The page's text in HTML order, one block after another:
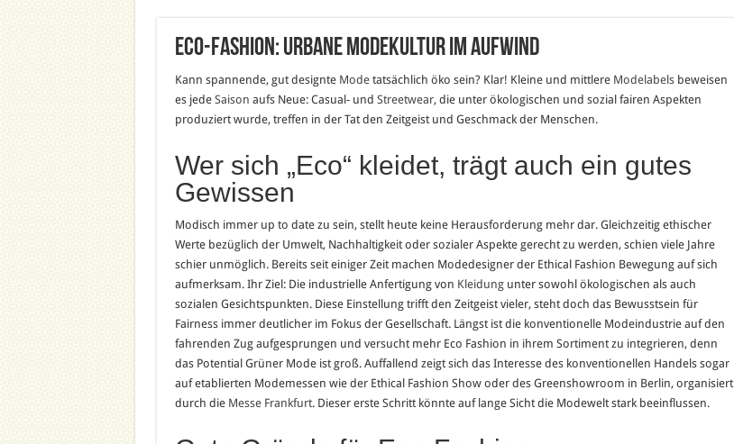
Eco-Fashion: Urbane Modekultur im Aufwind
Kann spannende, gut designte Modetatsächlich öko sein? Klar! Kleine und mittlere Modelabelsbeweisen
es jede Saison aufs Neue: Casual- und Streetwear, die unter ökologischen und sozial fairen Aspekten
produziert wurde, treffen in der Tat den Zeitgeist und Geschmack der Menschen.
Wer sich „Eco“ kleidet, trägt auch ein gutes
Gewissen
Modisch immer up to date zu sein, stellt heute keine Herausforderung mehr dar. Gleichzeitig ethischer
Werte bezüglich der Umwelt, Nachhaltigkeit oder sozialer Aspekte gerecht zu werden, schien viele Jahre
schier unmöglich. Bereits seit einiger Zeit machen Modedesigner der Ethical Fashion Bewegung auf sich
aufmerksam. Ihr Ziel: Die industrielle Anfertigung von Kleidungunter sowohl ökologischen als auch
sozialen Gesichtspunkten. Diese Einstellung trifft den Zeitgeist vieler, steht doch das Bewusstsein für
Fairness immer deutlicher im Fokus der Gesellschaft. Längst ist die konventionelle Modeindustrie auf den
fahrenden Zug aufgesprungen und versucht mehr Eco Fashion in ihrem Sortiment zu integrieren, denn
das Potential Grüner Mode ist groß. Auffallend zeigt sich das Interesse des konventionellen Handels sogar
auf etablierten Modemessen wie der Ethical Fashion Show oder des Greenshowroom in Berlin, organisiert
durch die Messe Frankfurt. Dieser erste Schritt könnte auf lange Sicht die Modewelt stark beeinflussen.